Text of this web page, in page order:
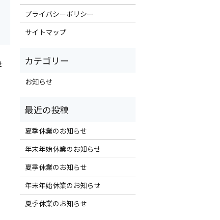
プライバシーポリシー
サイトマップ
お知らせ
夏季休業のお知らせ
年末年始休業のお知らせ
夏季休業のお知らせ
年末年始休業のお知らせ
夏季休業のお知らせ